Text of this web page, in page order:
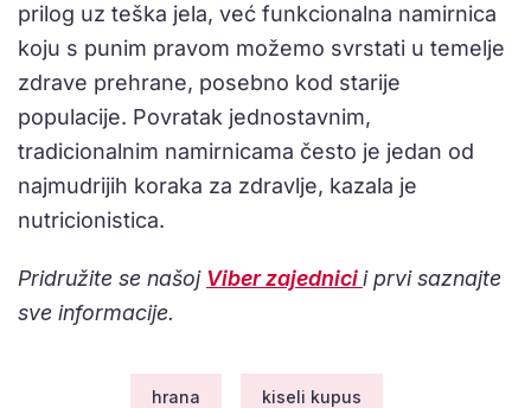
prilog uz teška jela, već funkcionalna namirnica
koju s punim pravom možemo svrstati u temelje
zdrave prehrane, posebno kod starije
populacije. Povratak jednostavnim,
tradicionalnim namirnicama često je jedan od
najmudrijih koraka za zdravlje, kazala je
nutricionistica.
Pridružite se našoj Viber zajednicii prvi saznajte
sve informacije.
hrana kiseli kupus